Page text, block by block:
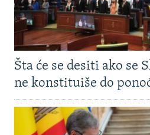
Šta će se desiti ako se
ne konstituiše do